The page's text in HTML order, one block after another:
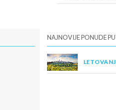
NAJNOVIJE PONUDE